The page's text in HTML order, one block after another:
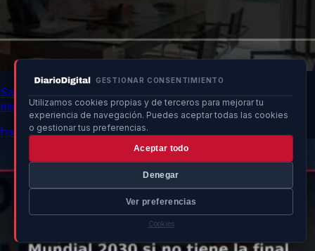
GESTIONAR CONSENTIMIENTO
Utilizamos cookies propias y de terceros para mejorar tu
experiencia de navegación. Puedes aceptar todas las cookies
o gestionar tus preferencias.
Aceptar todo
Denegar
Ver preferencias
Cookies
Sánchez discute estrategias para seguridad y ayuda
migratoria en Ceuta
hace 11h